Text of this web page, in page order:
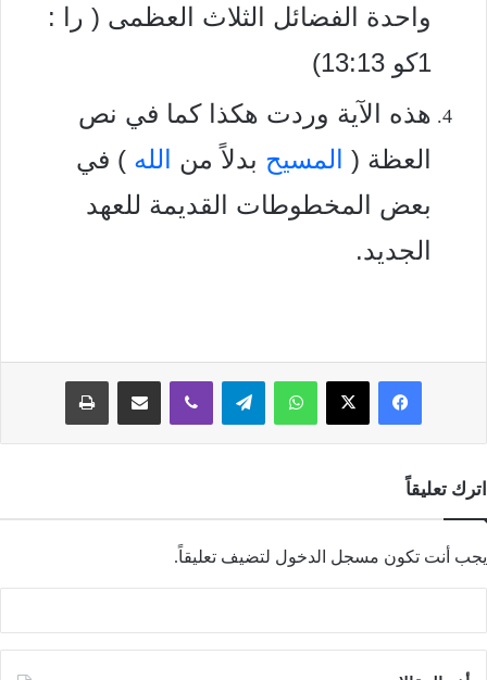
واحدة الفضائل الثلاث العظمی ( را :
1کو 13:13)
هذه الآية وردت هكذا كما في نص
العظة ( المسيح بدلاً من الله ) في
بعض المخطوطات القديمة للعهد
الجديد.
فيسبوك ‫X واتساب تيلقرام ڤايبر
اترك تعليقاً
يجب أنت تكون مسجل الدخول لتضيف تعليقاً.